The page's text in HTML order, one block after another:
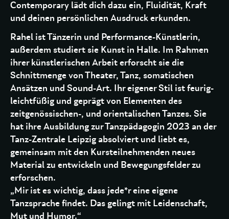
Contemporary lädt dich dazu ein, Fluidität, Kraft
und deinen persönlichen Ausdruck erkunden.
Rahel ist Tänzerin und Performance-Künstlerin,
außerdem studiert sie Kunst in Halle. Im Rahmen
ihrer künstlerischen Arbeit erforscht sie die
Schnittmenge von Theater, Tanz, somatischen
Ansätzen und Sound-Art. Ihr eigener Stil ist feurig-
leichtfüßig und geprägt von Elementen des
zeitgenössischen-, und orientalischen Tanzes. Sie
hat ihre Ausbildung zur Tanzpädagogin 2023 an der
Tanz-Zentrale Leipzig absolviert und liebt es,
gemeinsam mit den Kursteilnehmenden neues
Material zu entwickeln und Bewegungsfelder zu
erforschen.
„Mir ist es wichtig, dass jede*r eine eigene
Tanzsprache findet. Das gelingt mit Leidenschaft,
Mut und Humor.“